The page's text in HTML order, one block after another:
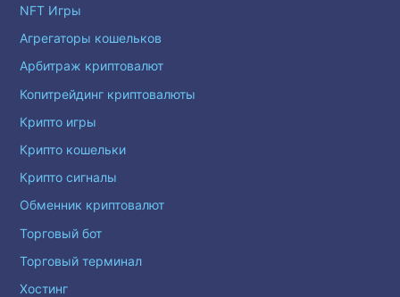
NFT Игры
Агрегаторы кошельков
Арбитраж криптовалют
Копитрейдинг криптовалюты
Крипто игры
Крипто кошельки
Крипто сигналы
Обменник криптовалют
Торговый бот
Торговый терминал
Хостинг